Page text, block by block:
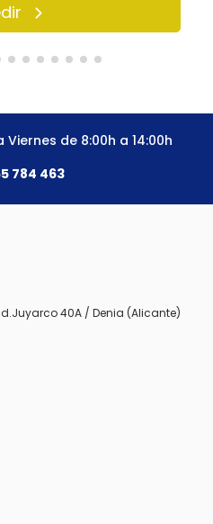
de 8:00h a 14:00h
784 463
40A / Denia (Alicante)